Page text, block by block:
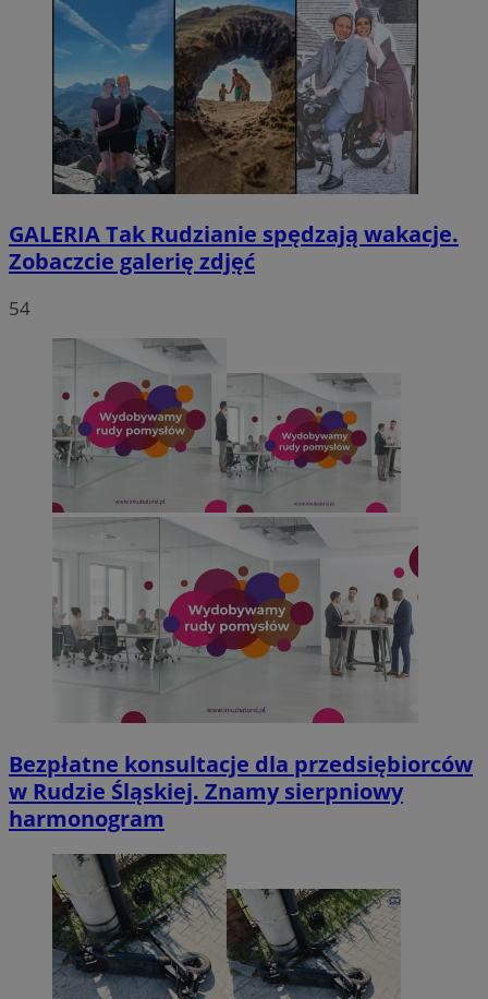
GALERIATak Rudzianie spędzają wakacje.
Zobaczcie galerię zdjęć
54
Bezpłatne konsultacje dla przedsiębiorców
w Rudzie Śląskiej. Znamy sierpniowy
harmonogram